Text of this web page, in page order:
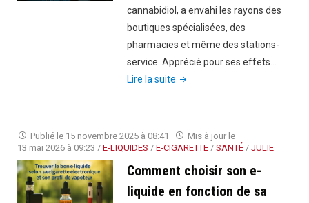
Profitez
de
ses
cannabidiol, a envahi les rayons des
boutiques spécialisées, des
pharmacies et même des stations-
service. Apprécié pour ses effets…
Lire la suite "CBD
sécurité
routière"
Publié le 15 novembre 2025 à 08:41
Mis à jour le
13 mai 2026 à 09:23 / E-LIQUIDES / E-CIGARETTE / SANTÉ / JULIE
Comment choisir son e-
liquide en fonction de sa